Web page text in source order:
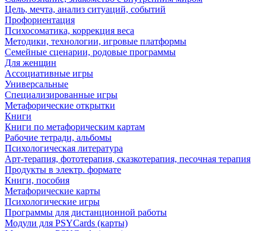
Цель, мечта, анализ ситуаций, событий
Профориентация
Психосоматика, коррекция веса
Методики, технологии, игровые платформы
Семейные сценарии, родовые программы
Для женщин
Ассоциативные игры
Универсальные
Специализированные игры
Метафорические открытки
Книги
Книги по метафорическим картам
Рабочие тетради, альбомы
Психологическая литература
Арт-терапия, фототерапия, сказкотерапия, песочная терапия
Продукты в электр. формате
Книги, пособия
Метафорические карты
Психологические игры
Программы для дистанционной работы
Модули для PSYCards (карты)